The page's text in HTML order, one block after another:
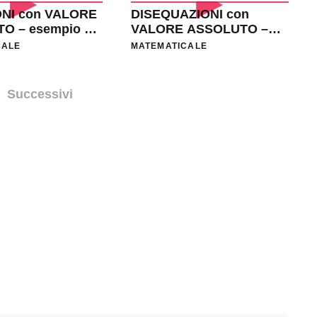
con VALORE
– esempio 1 _
DISEQUAZIONI con
VALORE ASSOLUTO –
esempio _ EV51
MATEMATICALE
Successivi